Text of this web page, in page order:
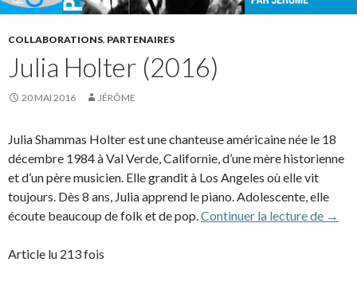
COLLABORATIONS, PARTENAIRES
Julia Holter (2016)
20 MAI 2016 JÉRÔME
Julia Shammas Holter est une chanteuse américaine née le 18
décembre 1984 à Val Verde, Californie, d’une mère historienne
et d’un père musicien. Elle grandit à Los Angeles où elle vit
toujours. Dès 8 ans, Julia apprend le piano. Adolescente, elle
écoute beaucoup de folk et de pop.Continuer la lecture de Julia
→
Article lu 213 fois